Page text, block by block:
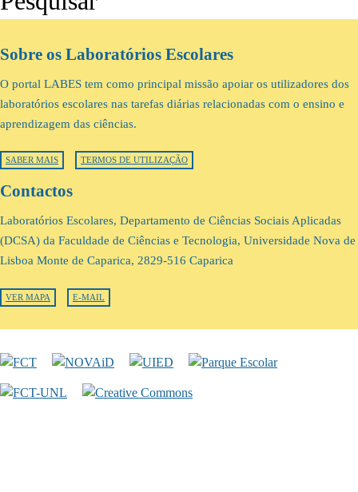
Sobre os Laboratórios Escolares
O portal LABES tem como principal missão apoiar os utilizadores dos
laboratórios escolares nas tarefas diárias relacionadas com o ensino e
aprendizagem das ciências.
SABER MAIS TERMOS DE UTILIZAÇÃO
Contactos
Laboratórios Escolares, Departamento de Ciências Sociais Aplicadas
(DCSA) da Faculdade de Ciências e Tecnologia, Universidade Nova de
Lisboa Monte de Caparica, 2829-516 Caparica
VER MAPA E-MAIL